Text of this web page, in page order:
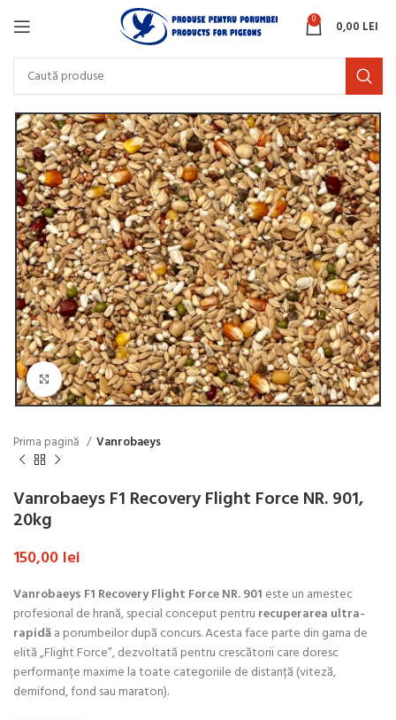
0 0,00 LEI
Click to enlarge
Prima pagină Vanrobaeys
Vanrobaeys F1 Recovery Flight Force NR. 901,
20kg
150,00 lei
Vanrobaeys F1 Recovery Flight Force NR. 901 este un amestec
profesional de hrană, special conceput pentru recuperarea ultra-
rapidăa porumbeilor după concurs. Acesta face parte din gama de
elită „Flight Force”, dezvoltată pentru crescătorii care doresc
performanțe maxime la toate categoriile de distanță (viteză,
demifond, fond sau maraton).